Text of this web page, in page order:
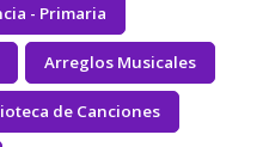
- Primaria
Arreglos Musicales
de Canciones